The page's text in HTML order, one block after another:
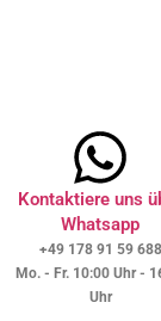
Kontaktiere uns
Whatsapp
+49 178 91 59 688
Mo. - Fr. 10:00 Uhr -
Uhr